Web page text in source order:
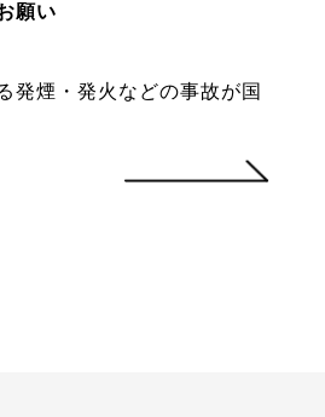
願い
発煙・発火などの事故が国
いただくため、客室内でモ